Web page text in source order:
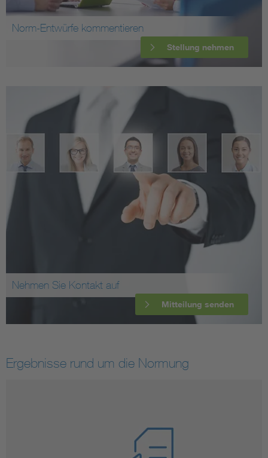
Norm-Entwürfe kommentieren
Stellung nehmen
Nehmen Sie Kontakt auf
Mitteilung senden
Ergebnisse rund um die Normung